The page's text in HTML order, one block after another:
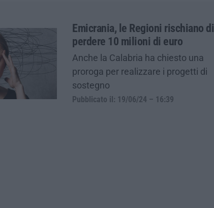
Emicrania, le Regioni rischiano di
perdere 10 milioni di euro
Anche la Calabria ha chiesto una
proroga per realizzare i progetti di
sostegno
Pubblicato il: 19/06/24 – 16:39